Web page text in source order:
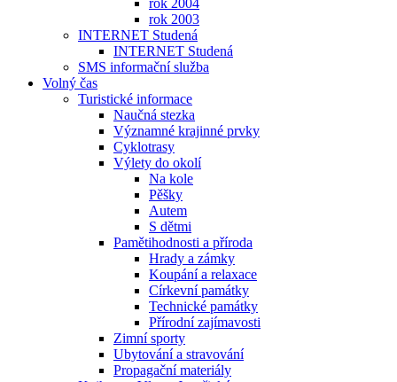
rok 2004
rok 2003
INTERNET Studená
INTERNET Studená
SMS informační služba
Volný čas
Turistické informace
Naučná stezka
Významné krajinné prvky
Cyklotrasy
Výlety do okolí
Na kole
Pěšky
Autem
S dětmi
Pamětihodnosti a příroda
Hrady a zámky
Koupání a relaxace
Církevní památky
Technické památky
Přírodní zajímavosti
Zimní sporty
Ubytování a stravování
Propagační materiály